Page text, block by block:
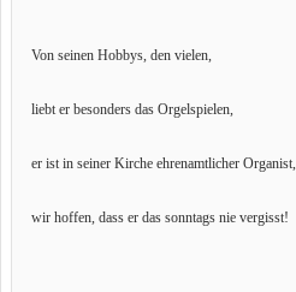
Von seinen Hobbys, den vielen,
liebt er besonders das Orgelspielen,
er ist in seiner Kirche ehrenamtlicher Organist,
wir hoffen, dass er das sonntags nie vergisst!